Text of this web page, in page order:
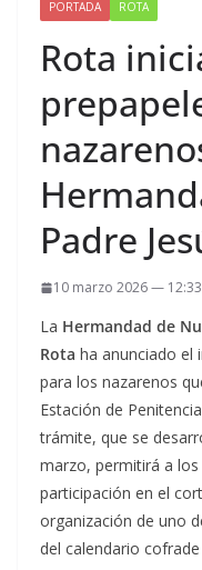
PORTADA ROTA
Rota
Padre
10 marzo 2026 — 12:33
La Hermandad de
Rota ha anunciado el
para los nazarenos
Estación de
trámite, que se
marzo, permitirá a
participación en el
organización de uno
del calendario